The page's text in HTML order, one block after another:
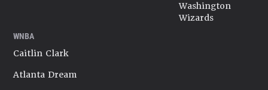
Washington
Wizards
WNBA
Caitlin Clark
Atlanta Dream